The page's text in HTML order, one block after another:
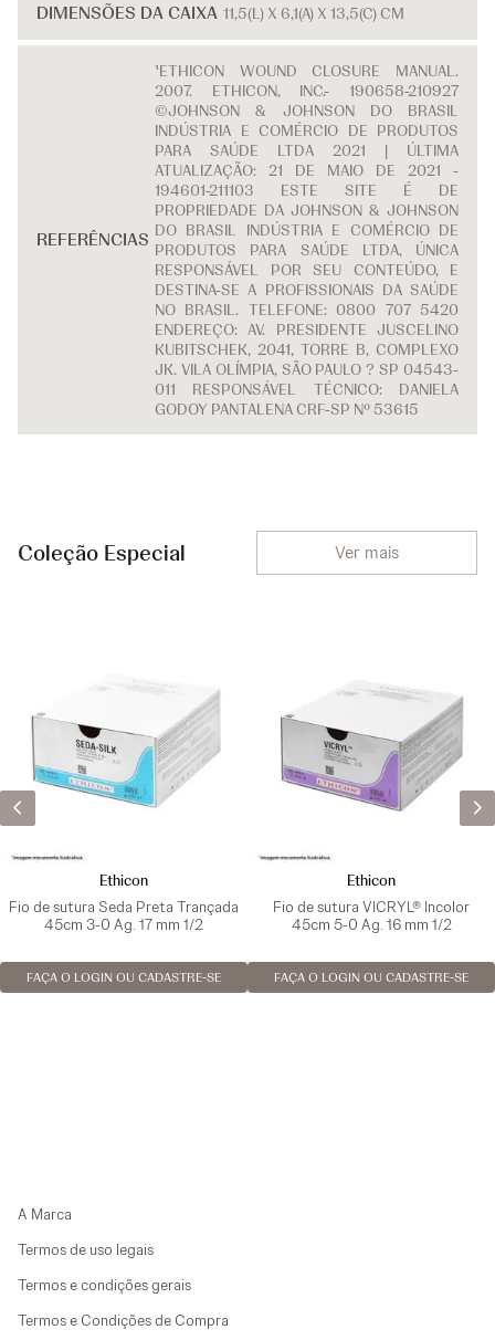
DIMENSÕES DA CAIXA 11,5(L) X 6,1(A) X 13,5(C) CM
REFERÊNCIAS
¹ETHICON WOUND CLOSURE MANUAL.
2007. ETHICON, INC.- 190658-210927
©JOHNSON & JOHNSON DO BRASIL
INDÚSTRIA E COMÉRCIO DE PRODUTOS
PARA SAÚDE LTDA 2021 | ÚLTIMA
ATUALIZAÇÃO: 21 DE MAIO DE 2021 -
194601-211103 ESTE SITE É DE
PROPRIEDADE DA JOHNSON & JOHNSON
DO BRASIL INDÚSTRIA E COMÉRCIO DE
PRODUTOS PARA SAÚDE LTDA, ÚNICA
RESPONSÁVEL POR SEU CONTEÚDO, E
DESTINA-SE A PROFISSIONAIS DA SAÚDE
NO BRASIL. TELEFONE: 0800 707 5420
ENDEREÇO: AV. PRESIDENTE JUSCELINO
KUBITSCHEK, 2041, TORRE B, COMPLEXO
JK. VILA OLÍMPIA, SÃO PAULO ? SP 04543-
011 RESPONSÁVEL TÉCNICO: DANIELA
GODOY PANTALENA CRF-SP Nº 53615
Coleção Especial Ver mais
Ethicon
Fio de sutura Seda Preta Trançada
45cm 3-0 Ag. 17 mm 1/2
FAÇA O LOGIN OU CADASTRE-SE
Ethicon
Fio de sutura VICRYL® Incolor
45cm 5-0 Ag. 16 mm 1/2
FAÇA O LOGIN OU CADASTRE-SE
A Marca
Termos de uso legais
Termos e condições gerais
Termos e Condições de Compra